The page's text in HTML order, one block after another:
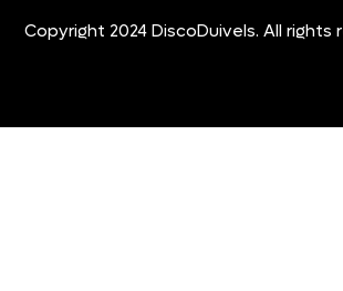
a
g
m
e
d
b
o
Copyright 2024 DiscoDuivels. All rights